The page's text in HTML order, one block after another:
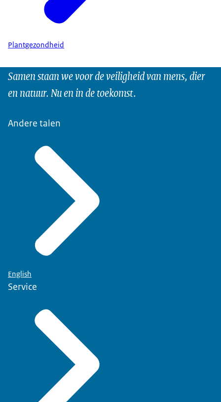
Plantgezondheid
Samen staan we voor de veiligheid van mens, dier
en natuur. Nu en in de toekomst.
Andere talen
English
Service